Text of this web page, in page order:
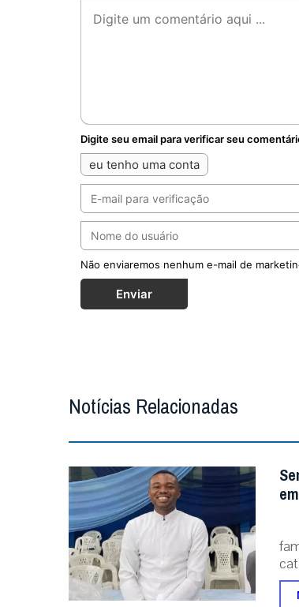
Digite seu email para verificar seu
eu tenho uma conta
Não enviaremos nenhum e-mail de
Enviar
Notícias Relacionadas